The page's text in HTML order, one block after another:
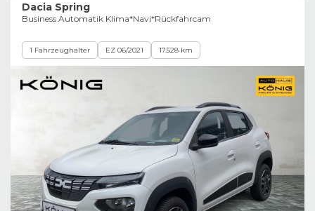
Dacia Spring
Business Automatik Klima*Navi*Rückfahrcam
1 Fahrzeughalter EZ 06/2021 17.528 km